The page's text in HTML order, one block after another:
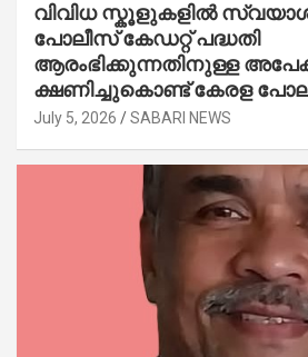
വിവിധ സ്കൂളുകളില്‍
പോലീസ് കേഡറ്റ് പദ്ധതി
ആരംഭിക്കുന്നതിനുള്ള
ക്ഷണിച്ചുകൊണ്ട് കേരള
July 5, 2026 SABARI NEWS